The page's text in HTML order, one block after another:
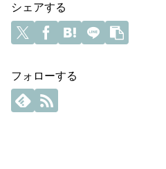
シェアする
フォローする